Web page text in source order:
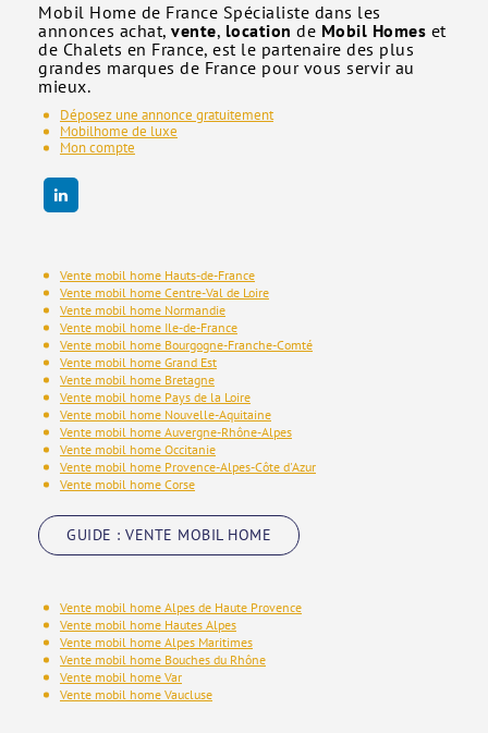
Mobil Home de France Spécialiste dans les
annonces achat, vente, location de Mobil Homes et
de Chalets en France, est le partenaire des plus
grandes marques de France pour vous servir au
mieux.
Déposez une annonce gratuitement
Mobilhome de luxe
Mon compte
Vente mobil home Hauts-de-France
Vente mobil home Centre-Val de Loire
Vente mobil home Normandie
Vente mobil home Ile-de-France
Vente mobil home Bourgogne-Franche-Comté
Vente mobil home Grand Est
Vente mobil home Bretagne
Vente mobil home Pays de la Loire
Vente mobil home Nouvelle-Aquitaine
Vente mobil home Auvergne-Rhône-Alpes
Vente mobil home Occitanie
Vente mobil home Provence-Alpes-Côte d'Azur
Vente mobil home Corse
GUIDE : VENTE MOBIL HOME
Vente mobil home Alpes de Haute Provence
Vente mobil home Hautes Alpes
Vente mobil home Alpes Maritimes
Vente mobil home Bouches du Rhône
Vente mobil home Var
Vente mobil home Vaucluse